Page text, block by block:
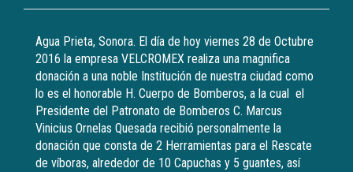
Agua Prieta, Sonora. El día de hoy viernes 28 de Octubre
2016 la empresa VELCROMEX realiza una magnifica
donación a una noble Institución de nuestra ciudad como
lo es el honorable H. Cuerpo de Bomberos, a la cual el
Presidente del Patronato de Bomberos C. Marcus
Vinicius Ornelas Quesada recibió personalmente la
donación que consta de 2 Herramientas para el Rescate
de víboras, alrededor de 10 Capuchas y 5 guantes, así